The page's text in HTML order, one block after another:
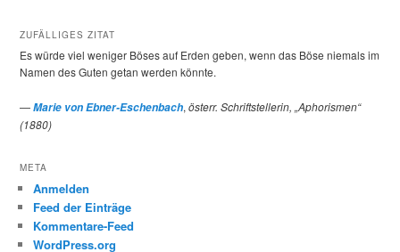
ZUFÄLLIGES ZITAT
Es würde viel weniger Böses auf Erden geben, wenn das Böse niemals im
Namen des Guten getan werden könnte.
—Marie von Ebner-Eschenbach,österr. Schriftstellerin, „Aphorismen“
(1880)
META
Anmelden
Feed der Einträge
Kommentare-Feed
WordPress.org